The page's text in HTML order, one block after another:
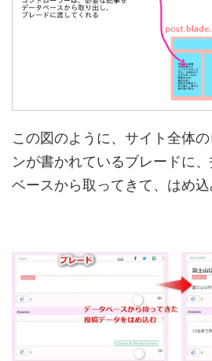
この図のように、サイト全体
ンが書かれているブレードに
ベースから取ってきて、はめ込